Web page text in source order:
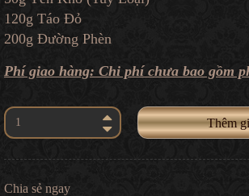
120g Táo Đỏ
200g Đường Phèn
Phí giao hàng: Chi phí chưa bao gồm
Thêm
Chia sẻ ngay